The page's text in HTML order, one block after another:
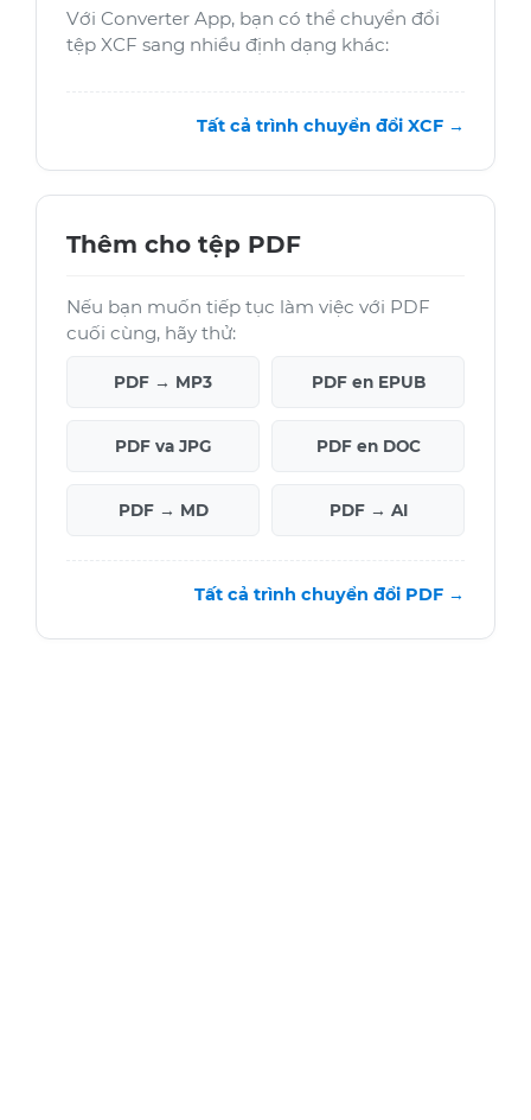
Với Converter App, bạn có thể chuyển đổi
tệp XCF sang nhiều định dạng khác:
Tất cả trình chuyển đổi XCF →
Thêm cho tệp PDF
Nếu bạn muốn tiếp tục làm việc với PDF
cuối cùng, hãy thử:
PDF → MP3 PDF en EPUB
PDF va JPG PDF en DOC
PDF → MD PDF → AI
Tất cả trình chuyển đổi PDF →